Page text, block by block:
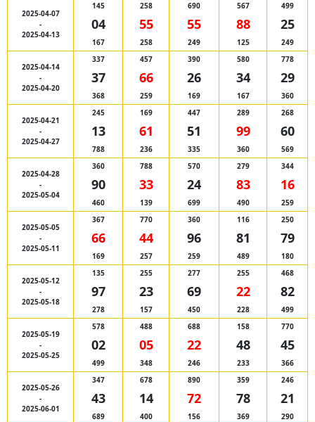
2025-04-07
-
2025-04-13
145
04
167
258
55
258
690
55
249
567
88
125
499
25
249
2025-04-14
-
2025-04-20
337
37
368
457
66
259
390
26
169
580
34
167
778
29
360
2025-04-21
-
2025-04-27
245
13
788
169
61
236
447
51
335
289
99
360
268
60
569
2025-04-28
-
2025-05-04
360
90
460
788
33
139
570
24
699
279
83
490
344
16
259
2025-05-05
-
2025-05-11
367
66
169
770
44
257
360
96
259
116
81
489
250
79
180
2025-05-12
-
2025-05-18
135
97
278
255
23
157
277
69
450
255
22
228
468
82
499
2025-05-19
-
2025-05-25
578
02
499
488
05
348
688
22
246
158
48
233
770
45
366
2025-05-26
-
2025-06-01
347
43
689
678
14
400
890
72
156
359
78
369
246
21
290